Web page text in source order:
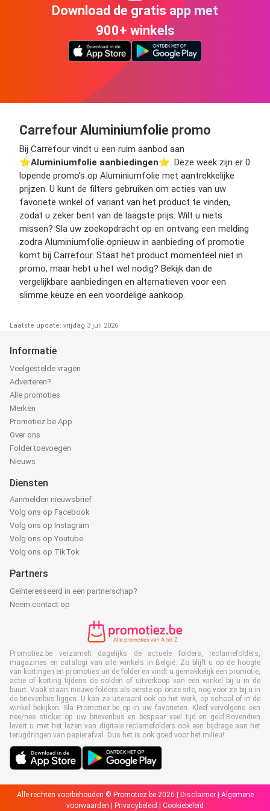
Download de gratis app met
900+ winkels
Carrefour Aluminiumfolie promo
Bij Carrefour vindt u een ruim aanbod aan
⭐️Aluminiumfolie aanbiedingen⭐️. Deze week zijn er 0
lopende promo’s op Aluminiumfolie met aantrekkelijke
prijzen. U kunt de filters gebruiken om acties van uw
favoriete winkel of variant van het product te vinden,
zodat u zeker bent van de laagste prijs. Wilt u niets
missen? Sla uw zoekopdracht op en ontvang een melding
zodra Aluminiumfolie opnieuw in aanbieding of promotie
komt bij Carrefour. Staat het product momenteel niet in
promo, maar hebt u het wel nodig? Bekijk dan de
vergelijkbare aanbiedingen en alternatieven voor een
slimme keuze en een voordelige aankoop.
Laatste update: vrijdag 3 juli 2026
Informatie
Veelgestelde vragen
Adverteren?
Alle promoties
Merken
Promotiez.be App
Over ons
Folder toevoegen
Nieuws
Diensten
Aanmelden nieuwsbrief
Volg ons op Facebook
Volg ons op Instagram
Volg ons op Youtube
Volg ons op TikTok
Partners
Geïnteresseerd in een partnerschap?
Neem contact op
Promotiez.be verzamelt dagelijks de actuele folders, reclamefolders,
magazines en catalogi van alle winkels in België. Zo blijft u op de hoogte
van kortingen en promoties uit de folder en vindt u gemakkelijk een promotie,
actie of korting tijdens de solden of uitverkoop van een winkel bij u in de
buurt. Vaak staan nieuwe folders als eerste op onze site, nog voor ze bij u in
de brievenbus liggen. U kan ze uiteraard ook op het werk, op school of in de
winkel bekijken. Sla Promotiez.be op in uw favorieten. Kleef vervolgens een
nee/nee sticker op uw brievenbus en bespaar veel tijd en geld.Bovendien
levert u met het lezen van digitale reclamefolders ook een bijdrage aan het
terugdringen van papierafval. Dus het is ook goed voor het milieu!
Alle rechten voorbehouden © Promotiez.be 2026 | Disclaimer| Algemene
voorwaarden
Privacybeleid Cookiebeleid